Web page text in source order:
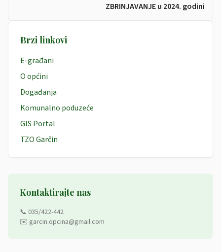
ZBRINJAVANJE u 2024. godini
Brzi linkovi
E-građani
O općini
Događanja
Komunalno poduzeće
GIS Portal
TZO Garčin
Kontaktirajte nas
📞 035/422-442
✉️ garcin.opcina@gmail.com